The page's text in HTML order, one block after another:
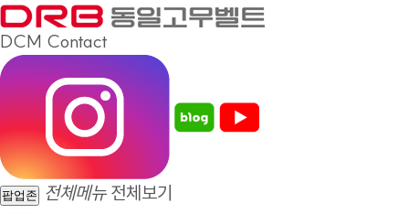
DCM Contact
팝업존 전체메뉴 전체보기